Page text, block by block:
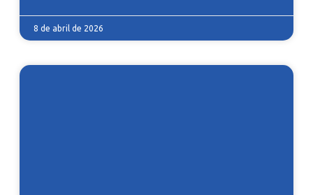
8 de abril de 2026